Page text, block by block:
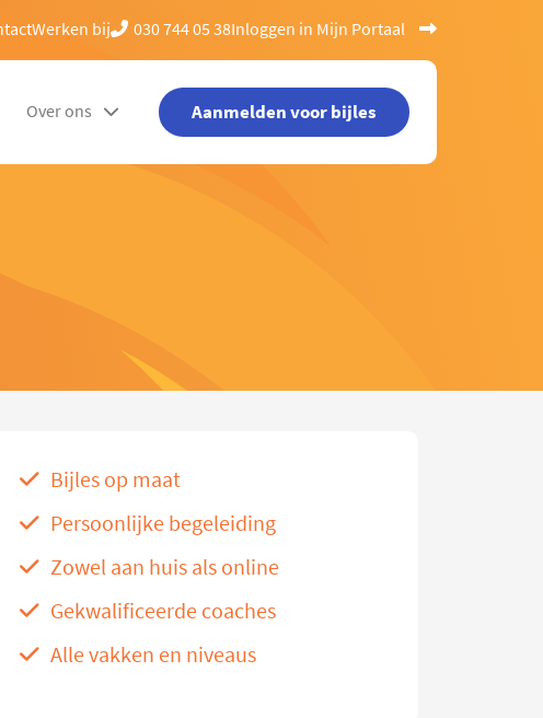
Werken bij 030 744 05 38Inloggen in Mijn Portaal
Over ons Aanmelden voor bijles
Bijles op maat
Persoonlijke begeleiding
Zowel aan huis als online
Gekwalificeerde coaches
Alle vakken en niveaus